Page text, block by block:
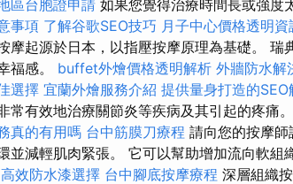
區台胞證申請 如果您覺得治療時間長或強度
事項 了解谷歌SEO技巧 月子中心價格透明資
摩起源於日本，以指壓按摩原理為基礎。
福感。 buffet外燴價格透明解析 外牆防水解
選擇 宜蘭外燴服務介紹 提供量身打造的SEO
常有效地治療關節炎等疾病及其引起的疼痛。
真的有用嗎 台中筋膜刀療程 請向您的按摩
並減輕肌肉緊張。 它可以幫助增加流向軟組
高效防水漆選擇 台中腳底按摩療程 深層組織